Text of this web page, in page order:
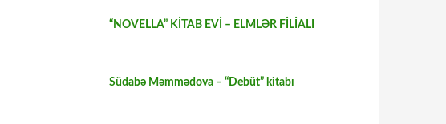
“NOVELLA” KİTAB EVİ – ELMLƏR FİLİALI
Südabə Məmmədova – “Debüt” kitabı